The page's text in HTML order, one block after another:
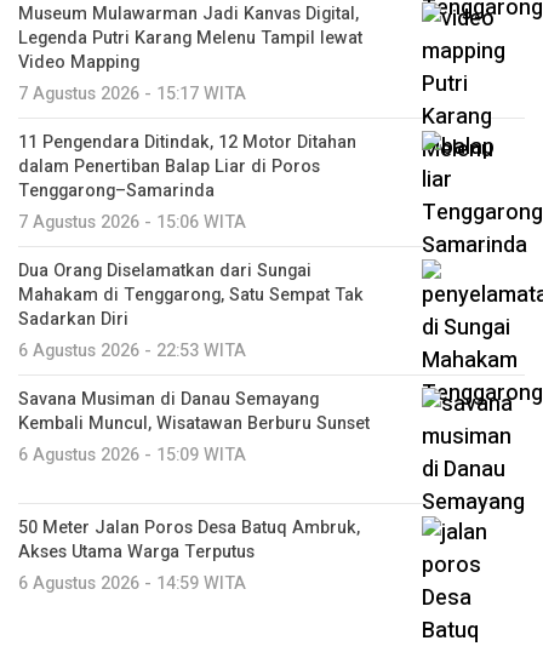
Museum Mulawarman Jadi Kanvas Digital,
Legenda Putri Karang Melenu Tampil lewat
Video Mapping
7 Agustus 2026 - 15:17 WITA
11 Pengendara Ditindak, 12 Motor Ditahan
dalam Penertiban Balap Liar di Poros
Tenggarong–Samarinda
7 Agustus 2026 - 15:06 WITA
Dua Orang Diselamatkan dari Sungai
Mahakam di Tenggarong, Satu Sempat Tak
Sadarkan Diri
6 Agustus 2026 - 22:53 WITA
Savana Musiman di Danau Semayang
Kembali Muncul, Wisatawan Berburu Sunset
6 Agustus 2026 - 15:09 WITA
50 Meter Jalan Poros Desa Batuq Ambruk,
Akses Utama Warga Terputus
6 Agustus 2026 - 14:59 WITA